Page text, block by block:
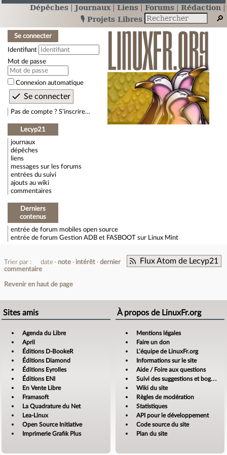
Dépêches Journaux Liens Forums
Rédaction
🎙️ Projets Libres
Se connecter
Identifiant
Mot de passe
Connexion automatique
Pas de compte ? S’inscrire…
Lecyp21
journaux
dépêches
liens
messages sur les forums
entrées du suivi
ajouts au wiki
commentaires
Derniers
contenus
entrée de forum mobiles open source
entrée de forum Gestion ADB et FASBOOT sur Linux Mint
Flux Atom de Lecyp21
Trier par : date note intérêt
dernier
commentaire
Revenir en haut de page
Sites amis
Agenda du Libre
April
Éditions D-BookeR
Éditions Diamond
Éditions Eyrolles
Éditions ENI
En Vente Libre
Framasoft
La Quadrature du Net
Lea-Linux
Open Source Initiative
Imprimerie Grafik Plus
À propos de LinuxFr.org
Mentions légales
Faire un don
L’équipe de LinuxFr.org
Informations sur le site
Aide / Foire aux questions
Suivi des suggestions et bogues
Wiki du site
Règles de modération
Statistiques
API pour le développement
Code source du site
Plan du site